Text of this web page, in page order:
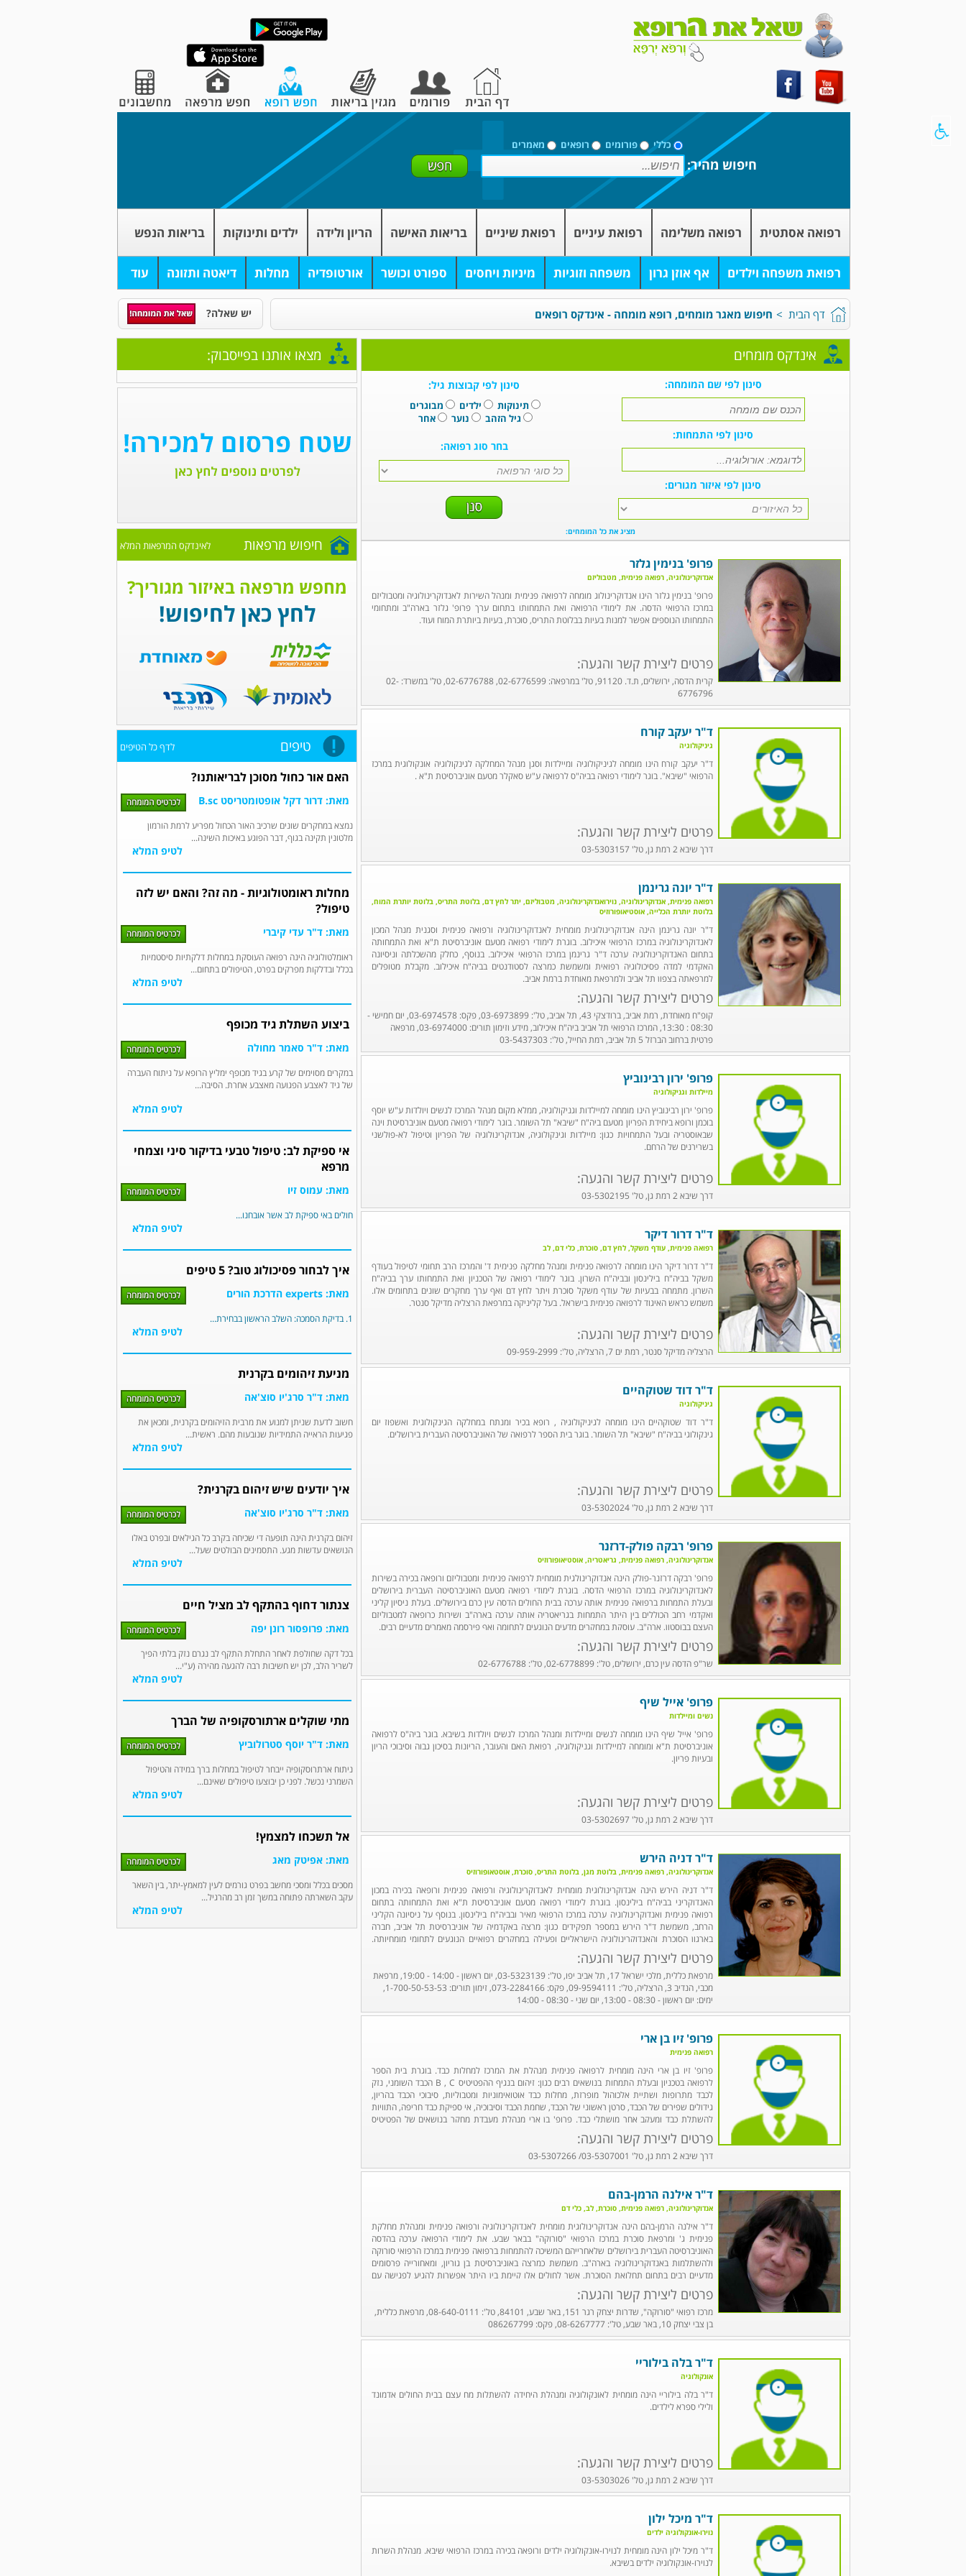
כללי פורומים רופאים מאמרים
חיפוש מהיר:
רפואה אסתטית רפואה משלימה רפואת עיניים רפואת שיניים בריאות האישה הריון ולידה ילדים ותינוקות בריאות הנפש
רפואת משפחה וילדים אף אוזן גרון משפחה וזוגיות מיניות ויחסים ספורט וכושר אורטופדיה מחלות דיאטה ותזונה עוד
דף הבית > חיפוש מאגר מומחים, רופא מומחה - אינדקס רופאים יש שאלה?
אינדקס מומחים
סינון לפי שם המומחה:
סינון לפי התמחות:
סינון לפי איזור מגורים:
סינון לפי קבוצות גיל:
תינוקות ילדים
מבוגרים
גיל הזהב
נוער אחר
בחר סוג רפואה:
מציג את כל המומחים:
פרופ' בנימין גלזר
אנדוקרינולוגיה, רפואה פנימית, מטבוליזם
פרופ' בנימין גלזר הינו אנדוקרינולוג מומחה לרפואה פנימית ומנהל השירות לאנדוקרינולוגיה ומטבוליזם
במרכז הרפואי הדסה. את לימודי הרפואה ואת התמחותו בתחום ערך פרופ' גלזר בארה"ב ומתחומי
התמחותו הנוספים אפשר למנות בעיות בבלוטת התריס, סוכרת, בעיות ביותרת המוח ועוד.
פרטים ליצירת קשר והגעה:
קרית הדסה, ירושלים, ת.ד. 91120, טל' במרפאה: 02-6776599, 02-6776788, טל' במשרד: 02-
6776796
ד"ר יעקב קורח
גיניקולוגיה
ד"ר יעקב קורח הינו מומחה לגיניקולוגיה ומיילדות וסגן מנהל המחלקה לגינקולוגיה אונקולוגית במרכז
הרפואי "שיבא". בוגר לימודי רפואה בביה"ס לרפואה ע"ש סאקלר מטעם אוניברסיטת ת"א .
פרטים ליצירת קשר והגעה:
דרך שיבא 2 רמת גן, טל' 03-5303157
ד"ר יונה גרינמן
רפואה פנימית, אנדוקרינולוגיה, נוירואנדוקרינולוגיה, מטבוליזם, יתר לחץ דם, בלוטת התריס, בלוטת יותרת המוח,
בלוטת יותרת הכלייה, אוסטיאופורוזיס
ד"ר יונה גרינמן הינה אנדוקרינולוגית מומחית לאנדוקרינולוגיה ורפואה פנימית וסגנית מנהל המכון
לאנדוקרינולוגיה במרכז הרפואי איכילוב. בוגרת לימודי רפואה מטעם אוניברסיטת ת"א ואת התמחותה
בתחום האנדוקרינולוגיה ערכה ד"ר גרינמן במרכז הרפואי איכילוב. בנוסף, כחלק מהשכלתה וניסיונה
האקדמי למדה פסיכולוגיה רפואית ומשמשת כמרצה לסטודנטים בביה"ח איכילוב. מקבלת מטופלים
למרפאתה בצפון תל אביב ולמרפאת מאוחדת ברמת אביב.
פרטים ליצירת קשר והגעה:
קופ"ח מאוחדת, רמת אביב, ברודצקי 43, תל אביב, טל': 03-6973899, פקס: 03-6974578, יום חמישי -
08:30 : 13:30, המרכז הרפואי תל אביב ביה"ח איכילוב, מידע וזימון תורים: 03-6974000, מרפאה
פרטית ברחוב הברזל 5 תל אביב, רמת החייל, טל': 03-5437303
פרופ' ירון רבינוביץ
מיילדות וגניקולוגיה
פרופ' ירון רבינוביץ הינו מומחה למיילדות וגניקולוגיה, ממלא מקום מנהל המרכז לנשים ויולדות ע"ש יוסף
בוכמן ורופא ביחידת הפריון מטעם ביה"ח "שיבא" תל השומר. בוגר לימודי רפואה מטעם אוניברסיטת וינה
שבאוסטריה ובעל התמחויות כגון: מיילדות וגינקולוגיה, אנדוקרינולוגיה של הפריון וטיפול לא-פולשני
בשרירנים של הרחם.
פרטים ליצירת קשר והגעה:
דרך שיבא 2 רמת גן, טל' 03-5302195
ד"ר דרור דיקר
רפואה פנימית, עודף משקל, לחץ דם, סוכרת, כלי דם, לב
ד"ר דרור דיקר הינו מומחה לרפואה פנימית ומנהל מחלקה פנימית ד' והמרכז הרב תחומי לטיפול בעודף
משקל בביה"ח בילינסון ובביה"ח השרון. בוגר לימודי רפואה של הטכניון ואת התמחותו ערך בביה"ח
השרון. מתמחה בבעיות של עודף משקל סוכרת ויתר לחץ דם ואף ערך מחקרים שונים בתחומים אלו.
משמש כראש האיגוד לרפואה פנימית בישראל. בעל קליניקה במרפאת הרצליה מדיקל סנטר.
פרטים ליצירת קשר והגעה:
הרצליה מדיקל סנטר, רמת ים 7, הרצליה, טל': 09-959-2999
ד"ר דוד שטוקהיים
גיניקולוגיה
ד"ר דוד שטוקהיים הינו מומחה לגיניקולוגיה , רופא בכיר ומנתח במחלקה הגינקולוגית ואשפוז יום
גינקולוגי בביה"ח "שיבא" תל השומר. בוגר בית הספר לרפואה של האוניברסיטה העברית בירושלים.
פרטים ליצירת קשר והגעה:
דרך שיבא 2 רמת גן, טל' 03-5302024
פרופ' רבקה פולק-דרזנר
אנדוקרינולוגיה, רפואה פנימית, גריאטריה, אוסטיאופורוזיס
פרופ' רבקה דרזנר-פולק הינה אנדוקרינולגית מומחית לרפואה פנימית ומטבוליזם ורופאה בכירה בשירות
לאנדוקרינולוגיה במרכז הרפואי הדסה. בוגרת לימודי רפואה מטעם האוניברסיטה העברית בירושלים
ובעלת התמחות ברפואה פנימית אותה ערכה בבית החולים הדסה עין כרם בירושלים. בעלת ניסיון קליני
ואקדמי רחב הכוללים בין היתר התמחות בגריאטריה אותה ערכה בארה"ב ושירות כרופאה למטבוליזם
העצם בבוסטון, ארה"ב. עוסקת במחקרים מדעים הנוגעים לתחומה ואף פירסמה מאמרים מדעיים רבים.
פרטים ליצירת קשר והגעה:
שר"פ הדסה עין כרם, ירושלים, טל': 02-6778899, טל': 02-6776788
פרופ' אייל שיף
נשים ומיילדות
פרופ' אייל שיף הינו מומחה לנשים ומיילדות ומנהל המרכז לנשים ויולדות בשיבא. בוגר ביה"ס לרפואה
אוניברסיטת ת"א ומומחה למיילדות וגניקולוגיה, רפואת האם והעובר, הריונות בסיכון גבוה וסיבוכי הריון
ובעיות פריון.
פרטים ליצירת קשר והגעה:
דרך שיבא 2 רמת גן, טל' 03-5302697
ד"ר דניה הירש
אנדוקרינולוגיה, רפואה פנימית, בלוטת מגן, בלוטת התריס, סוכרת, אוסטאופורוזיס
ד"ר דניה הירש הינה אנדוקרינולוגית מומחית לאנדוקרינולוגיה ורפואה פנימית ורופאה בכירה במכון
האנדוקריני בביה"ח בילינסון. בוגרת לימודי רפואה מטעם אוניברסיטת ת"א ואת התמחותה בתחום
רפואה פנימית ואנדוקרינולוגיה ערכה במרכז הרפואי מאיר ובביה"ח בילינסון. בנוסף על ניסיונה הקליני
הרחב, משמשת ד"ר הירש במספר תפקידים כגון: מרצה באקדמיה של אוניברסיטת תל אביב, חברה
בארגון הסוכרת והאנדוקרינולוגיה הישראליים ופעילה במחקרים רפואיים הנוגעים לתחומי מומחיותה.
מקבלת מטופלים במרפאת כללית בתל אביב ובמרפאת מכבי בהרצליה. ...
פרטים ליצירת קשר והגעה:
מרפאת כללית, מלכי ישראל 17, תל אביב יפו, טל': 03-5323139, יום ראשון - 14:00 - 19:00, מרפאת
מכבי, הנדיב 3, הרצליה, טל': 09-9594111, פקס: 073-2284166, זימון תורים: 1-700-50-53-53,
ימים: יום ראשון - 08:30 - 13:00, יום שני - 08:30 - 14:00
פרופ' זיו בן ארי
רפואה פנימית
פרופ' זיו בן ארי הינה מומחית לרפואה פנימית מנהלת את המרכז למחלות כבד. בוגרת בית הספר
לרפואה בטכניון ובעלת התמחות בנושאים רבים כגון: זיהום בנגיף ההפטיטיס B , C הכבד השומני, נזק
לכבד מתרופות ושתיית אלכוהול מופרזת, מחלות כבד אוטואימוניות ומטבוליות, סיבוכי הכבד בהריון,
גידולים שפירים של הכבד, סרטן ראשוני של הכבד, שחמת הכבד וסיבוכיה, אי ספיקת כבד חריפה, התוויות
להשתלת כבד ומעקב אחר מושתלי כבד. פרופ' בן ארי מנהלת מעבדת מחקר בנושאים של הפטיטיס
וירלית ואיסכמית כבד.
פרטים ליצירת קשר והגעה:
דרך שיבא 2 רמת גן, טל' 03-5307001/ 03-5307266
ד"ר אילנה הרמן-בהם
אנדוקרינולוגיה, רפואה פנימית, סוכרת, לב, כלי דם
ד"ר אילנה הרמן-בהם הינה אנדוקרינולוגית מומחית לאנדוקרינולוגיה ורפואה פנימית ומנהלת מחלקת
פנימית ג' ומרפאת סוכרת במרכז הרפואי "סורוקה" בבאר שבע. את לימודי הרפואה ערכה בהדסה
האוניברסיטה העברית בירושלים שלאחרייהם המשיכה להתמחות ברפואה פנימית במרכז הרפואי סורוקה
ולהשתלמות באנדוקרינולוגיה בארה"ב. משמשת כמרצה באוניברסיטת בן גוריון, ומאחורייה פרסומים
מדעיים רבים בתחום תחלואת הסוכרת, אשר לחולים אלו קיימת בין היתר אפשרות להגיע לפגישה עם
ד"ר הרמן במרפאת "שבע עיניים" בבאר שבע.
פרטים ליצירת קשר והגעה:
מרכז רפואי "סורוקה", שדרות יצחק רגר 151, באר שבע, 84101, טל': 08-640-0111, מרפאת כללית,
בן צבי יצחק 10, באר שבע, טל': 08-6267777, פקס: 086267799
ד"ר בלה בילוריי
אונקולוגיה
ד"ר בלה בילוריי הינה מומחית לאונקולוגיה ומנהלת היחידה להשתלות מח עצם בבית החולים אדמונד
ולילי ספרא לילדים.
פרטים ליצירת קשר והגעה:
דרך שיבא 2 רמת גן, טל' 03-5303026
ד"ר מיכל ילון
נוירו-אונקולוגיה ילדים
ד"ר מיכל ילון הינה מומחית לנוירו-אונקולוגיה ילדים ורופאה בכירה במרכז הרפואי שיבא. מנהלת השרות
לנוירו-אונקולוגיה ילדים בשיבא.
מצאו אותנו בפייסבוק:
חיפוש מרפאות לאינדקס המרפאות המלא
מחפש מרפאה באיזור מגוריך?
לחץ כאן לחיפוש!
טיפים לדף כל הטיפים
האם אור כחול מסוכן לבריאותנו?
מאת: דרור דקל אופטומטריסט B.sc
נמצא במחקרים שונים שרכיב האור הכחול מפריע לרמת הורמון
מלטונין תקינה בגוף, דבר הפוגע באיכות השינה...
לטיפ המלא
מחלות ראומטולוגיות - מה זה? והאם יש לזה
טיפול?
מאת: ד"ר עדי קיברי
ראומלטולוגיה הינה רפואה העוסקת במחלות דלקתיות סיסטמיות
בכלל ובדלקות מפרקים בפרט, הטיפולים בתחום...
לטיפ המלא
ביצוע השתלת גיד מכופף
מאת: ד"ר סאמר מחולה
במקרים מסוימים של קרע בגיד מכופף ימליץ הרופא על ניתוח העברה
של גיד לאצבע הפגועה מאצבע אחרת. הסיבה...
לטיפ המלא
אי ספיקת לב: טיפול טבעי בדיקור סיני וצמחי
מרפא
מאת: עמוס זיו
חולים באי ספיקת לב אשר אובחנו...
לטיפ המלא
איך לבחור פסיכולוג טוב? 5 טיפים
מאת: experts הדרכת הורים
1. בדיקת הסמכה: השלב הראשון בבחירת...
לטיפ המלא
מניעת זיהומים בקרנית
מאת: ד"ר סרג'יו סוצ'אה
חשוב לדעת שניתן למנוע את מרבית הזיהומים בקרנית, ומכאן את
פגיעות הראייה התמידיות שנובעות מהם. ראשית...
לטיפ המלא
איך יודעים שיש זיהום בקרנית?
מאת: ד"ר סרג'יו סוצ'אה
זיהום בקרנית הינה תופעה די שכיחה בקרב כל הגילאים ובפרט באלו
הנושאים עדשות מגע. התסמינים הבולטים שעל...
לטיפ המלא
צנתור דחוף בהתקף לב מציל חיים
מאת: פרופסור רונן יפה
בכל דקה שחולפת לאחר התחלת התקף לב נגרם נזק בלתי הפיך
לשריר הלב, לכן יש חשיבות רבה להגעה מהירה (ע"י...
לטיפ המלא
מתי שוקלים ארתורסקופיה של הברך
מאת: ד"ר יוסף סטרולוביץ
ניתוח ארתרוסקופיה ייבחר לטיפול במחלות ברך במידה והטיפול
השמרני נכשל. לפני כן יבוצעו טיפולים שאינם...
לטיפ המלא
אל תשכחו למצמץ!
מאת: אפיטק מאג
מסכים בכלל ומסכי מחשב בפרט גורמים לעין למאמץ-יתר, בין השאר
עקב השארתה פתוחה במשך זמן רב מהרגיל...
לטיפ המלא